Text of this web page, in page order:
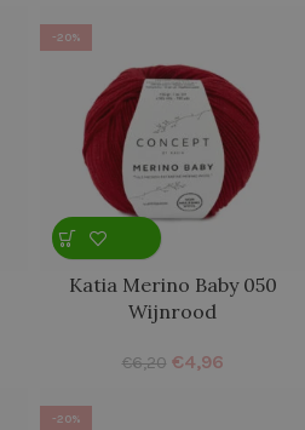
-20%
Katia Merino Baby 050
Wijnrood
€6,20 €4,96
-20%